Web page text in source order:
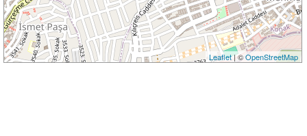
Leaflet| ©OpenStreetMap